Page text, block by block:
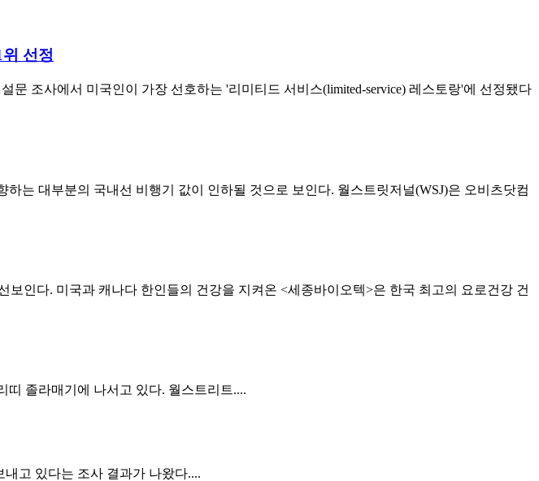
선정
문 조사에서 미국인이 가장 선호하는 '리미티드 서비스(limited-service) 레스토랑'에 선정됐다
는 대부분의 국내선 비행기 값이 인하될 것으로 보인다. 월스트릿저널(WSJ)은 오비츠닷컴
인다. 미국과 캐나다 한인들의 건강을 지켜온 <세종바이오텍>은 한국 최고의 요로건강 건
졸라매기에 나서고 있다. 월스트리트....
고 있다는 조사 결과가 나왔다....